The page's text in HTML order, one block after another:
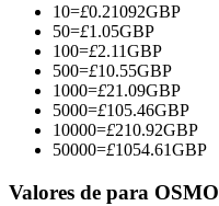
Torne-se um Trader de
Desfrute da partilha de
10=£0.21092GBP
50=£1.05GBP
100=£2.11GBP
500=£10.55GBP
1000=£21.09GBP
5000=£105.46GBP
10000=£210.92GBP
50000=£1054.61GBP
Valores de para